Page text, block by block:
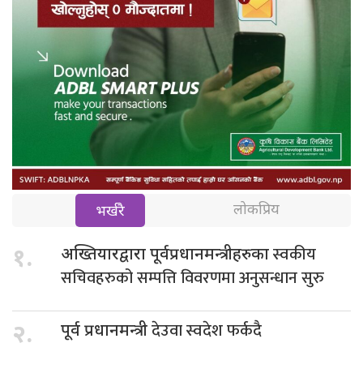
भर्खरै लोकप्रिय
१. अख्तियारद्वारा पूर्वप्रधानमन्त्रीहरुकास्वकीय
सचिवहरुको सम्पत्ति विवरणमा अनुसन्धान सुरु
२. पूर्व प्रधानमन्त्रीदेउवा स्वदेश फर्कदै